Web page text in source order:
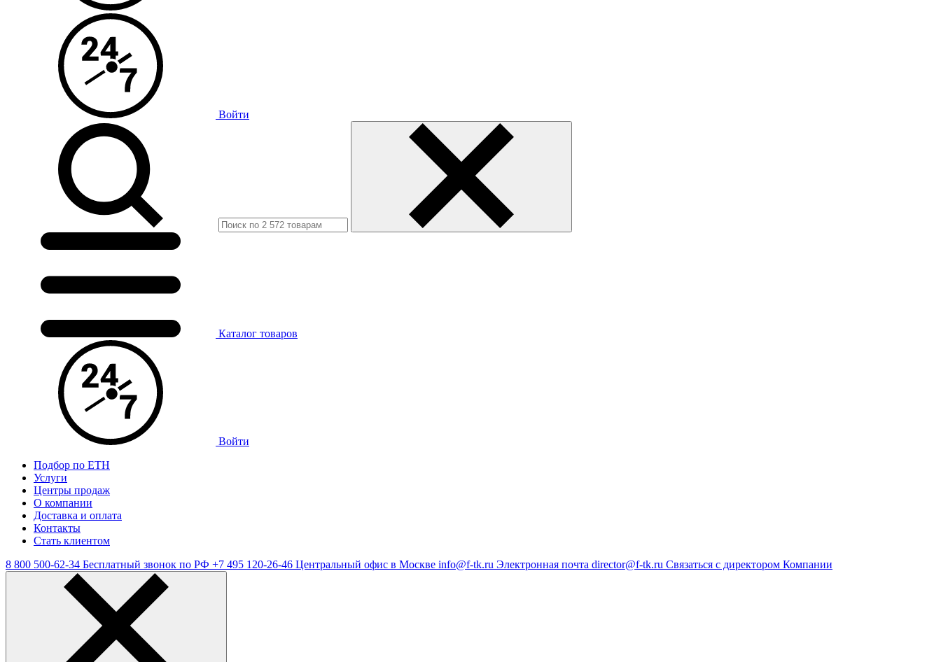
Войти
Каталог товаров
Войти
Подбор по ЕТН
Услуги
Центры продаж
О компании
Доставка и оплата
Контакты
Стать клиентом
8 800 500-62-34 Бесплатный звонок по РФ +7 495 120-26-46 Центральный офис в Москве info@f-tk.ru Электронная почта director@f-tk.ru Связаться с директором Компании